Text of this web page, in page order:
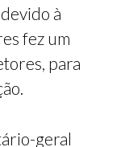
à
fez um
para
geral